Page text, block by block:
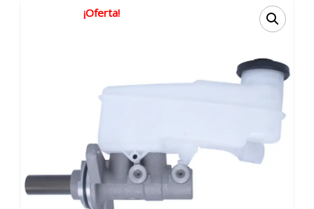
¡Oferta!